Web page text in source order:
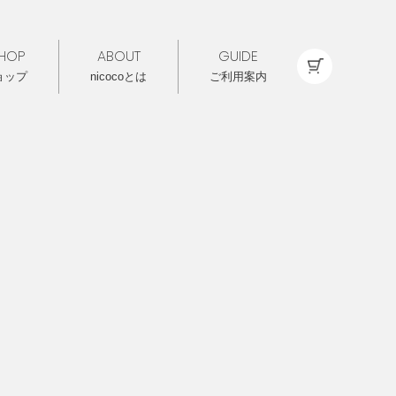
ップ
ABOUT
nicocoとは
GUIDE
ご利用案内